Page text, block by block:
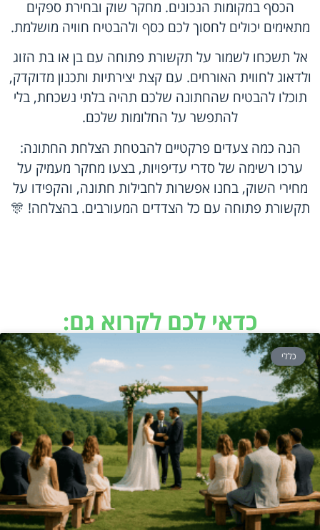
הכסף במקומות הנכונים. מחקר שוק ובחירת ספקים
מתאימים יכולים לחסוך לכם כסף ולהבטיח חוויה מושלמת.
אל תשכחו לשמור על תקשורת פתוחה עם בן או בת הזוג
ולדאוג לחווית האורחים. עם קצת יצירתיות ותכנון מדוקדק,
תוכלו להבטיח שהחתונה שלכם תהיה בלתי נשכחת, בלי
להתפשר על החלומות שלכם.
הנה כמה צעדים פרקטיים להבטחת הצלחת החתונה:
ערכו רשימה של סדרי עדיפויות, בצעו מחקר מעמיק על
מחירי השוק, בחנו אפשרות לחבילות חתונה, והקפידו על
תקשורת פתוחה עם כל הצדדים המעורבים. בהצלחה! 🎊
כדאי לכם לקרוא גם:
כללי